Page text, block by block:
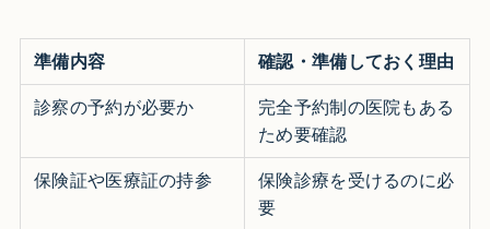
準備内容 確認・準備しておく理由
診察の予約が必要か
完全予約制の医院もある
ため要確認
保険証や医療証の持参
保険診療を受けるのに必
要